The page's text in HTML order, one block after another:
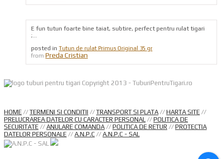
E fun tutun foarte bine taiat, subtire, perfect pentru rulat tigari
;...
posted in Tutun de rulat Primus Original 35 gr
from Preda Cristian
Copyright 2013 - TuburiPentruTigari.ro
HOME // TERMENI SI CONDITII // TRANSPORT SI PLATA // HARTA SITE //
PRELUCRAREA DATELOR CU CARACTER PERSONAL// POLITICA DE
SECURITATE // ANULARE COMANDA // POLITICA DE RETUR // PROTECTIA
DATELOR PERSONALE // A.N.P.C // A.N.P.C - SAL